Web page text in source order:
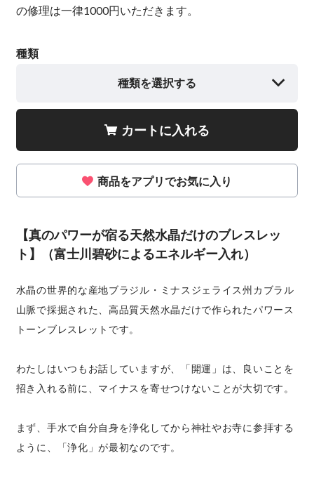
の修理は一律1000円いただきます。
種類
種類を選択する
カートに入れる
商品をアプリでお気に入り
【真のパワーが宿る天然水晶だけのブレスレッ
ト】（富士川碧砂によるエネルギー入れ）
水晶の世界的な産地ブラジル・ミナスジェライス州カブラル
山脈で採掘された、高品質天然水晶だけで作られたパワース
トーンブレスレットです。
わたしはいつもお話していますが、「開運」は、良いことを
招き入れる前に、マイナスを寄せつけないことが大切です。
まず、手水で自分自身を浄化してから神社やお寺に参拝する
ように、「浄化」が最初なのです。